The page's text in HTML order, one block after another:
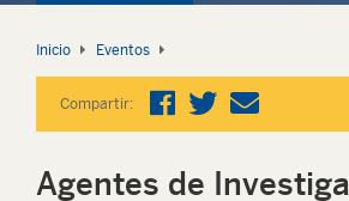
Inicio Eventos
Compartir:
Agentes de